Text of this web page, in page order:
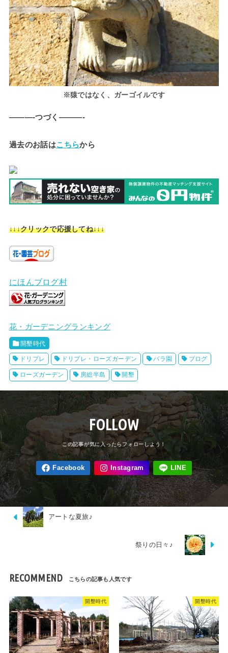
※猿ではなく、ガーゴイルです
———-つづく———-
過去のお話はこちらから
↓↓↓クリックで応援してね↓↓↓
にほんブログ村
花・ガーデニングランキング
開墾時代
ドリプレ ドリプレ・ローズガーデン バラ園 ブログ
ローズガーデン 房総半島 開墾
FOLLOW
アートな夏旅♪
祭りの日々♪
RECOMMEND
開墾時代 開墾時代